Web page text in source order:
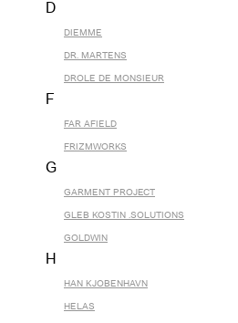
D
DIEMME
DR. MARTENS
DROLE DE MONSIEUR
F
FAR AFIELD
FRIZMWORKS
G
GARMENT PROJECT
GLEB KOSTIN .SOLUTIONS
GOLDWIN
H
HAN KJOBENHAVN
HELAS